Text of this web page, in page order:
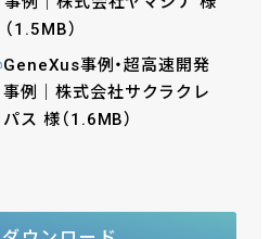
（1.5MB）
GeneXus事例・超高速開発
事例｜株式会社サクラクレ
パス 様（1.6MB）